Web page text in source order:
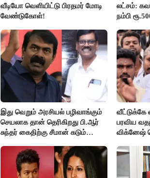
வீடியோ வெளியிட்டு பிரதமர் மோடி
வேண்டுகோள்!
லட்சம்:
நம்பி
இது வெறும் அரசியல் பழிவாங்கும்
செயலாக தான் தெரிகிறது பி.ஆர்
சுந்தர் கைதிற்கு சீமான் கடும்
வீட்டுக்கே
பரவிய
விக்னேஷ்